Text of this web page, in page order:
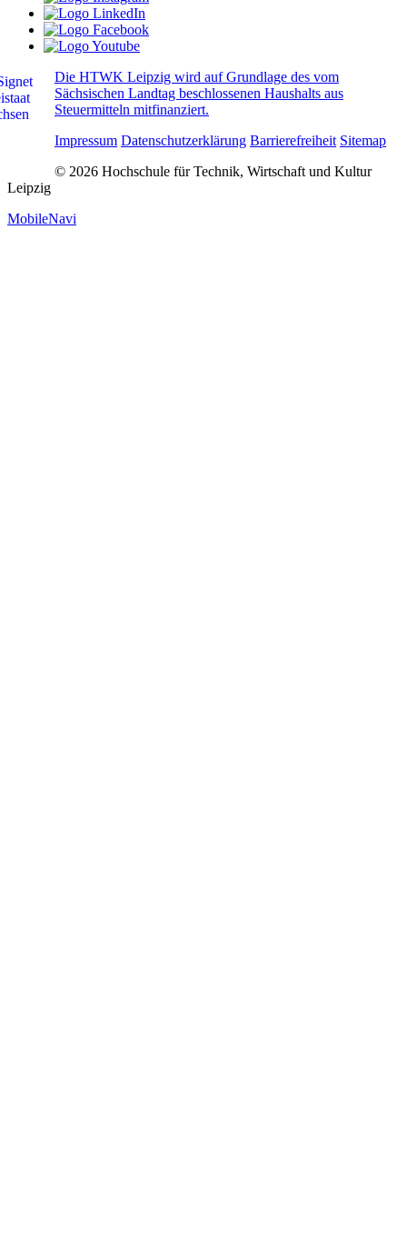
Die HTWK Leipzig wird auf Grundlage des vom
Sächsischen Landtag beschlossenen Haushalts aus
Steuermitteln mitfinanziert.
Impressum Datenschutzerklärung Barrierefreiheit Sitemap
© 2026 Hochschule für Technik, Wirtschaft und Kultur
Leipzig
MobileNavi